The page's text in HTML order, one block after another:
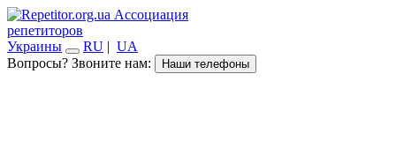
Ассоциация
репетиторов
Украины
RU | UA
Вопросы? Звоните нам:
Наши телефоны